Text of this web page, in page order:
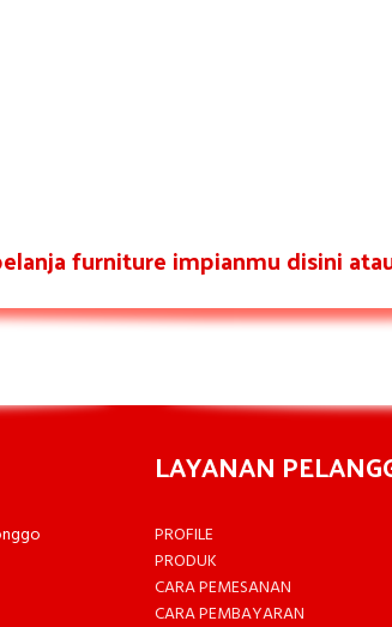
furniture impianmu disini
LAYANAN
PROFILE
PRODUK
CARA PEMESANAN
CARA PEMBAYARAN